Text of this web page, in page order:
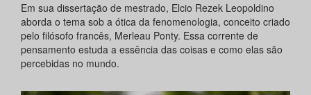
Em sua dissertação de mestrado, Elcio Rezek Leopoldino
aborda o tema sob a ótica da fenomenologia, conceito criado
pelo filósofo francês, Merleau Ponty. Essa corrente de
pensamento estuda a essência das coisas e como elas são
percebidas no mundo.